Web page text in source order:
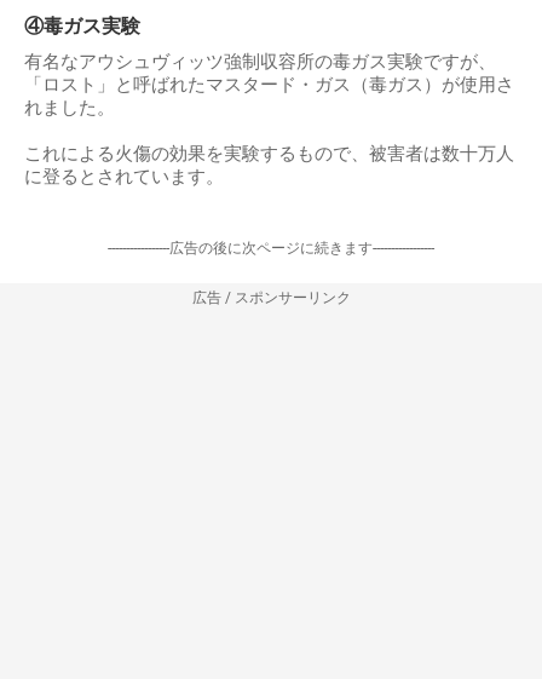
④毒ガス実験
有名なアウシュヴィッツ強制収容所の毒ガス実験ですが、
「ロスト」と呼ばれたマスタード・ガス（毒ガス）が使用さ
れました。
これによる火傷の効果を実験するもので、被害者は数十万人
に登るとされています。
-----------------広告の後に次ページに続きます-----------------
広告 / スポンサーリンク